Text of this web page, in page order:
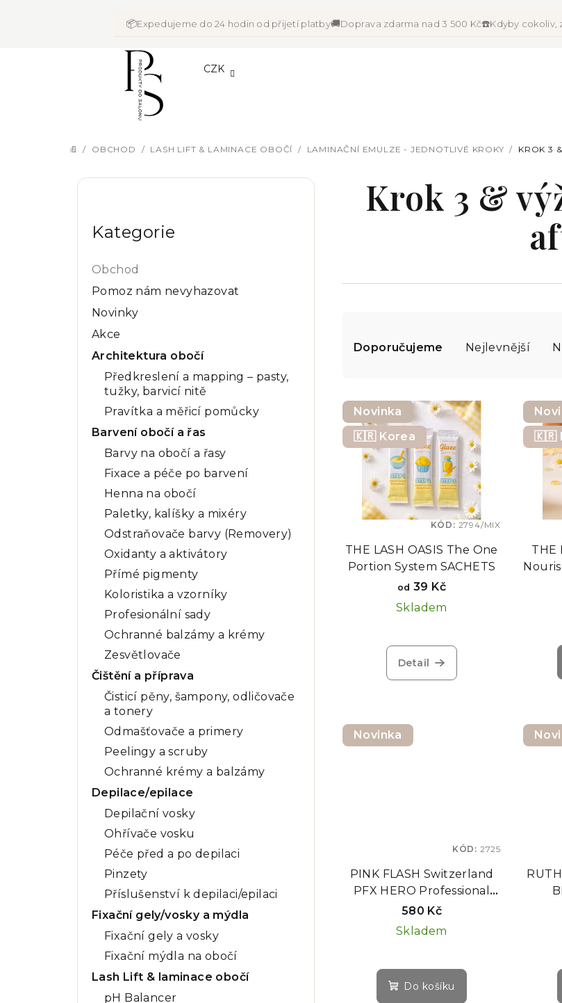
📦Expedujeme do 24 hodin od přijetí platby🚚Doprava zdarma nad 3 500 Kč☎️Kdyby cokoliv,
CZK
DOMŮ
/ OBCHOD / LASH LIFT & LAMINACE OBOČÍ / LAMINAČNÍ EMULZE - JEDNOTLIVÉ KROKY / KROK 3
Kategorie
Obchod
Pomoz nám nevyhazovat
Novinky
Akce
Architektura obočí
Předkreslení a mapping – pasty,
tužky, barvicí nitě
Pravítka a měřicí pomůcky
Barvení obočí a řas
Barvy na obočí a řasy
Fixace a péče po barvení
Henna na obočí
Paletky, kalíšky a mixéry
Odstraňovače barvy (Removery)
Oxidanty a aktivátory
Přímé pigmenty
Koloristika a vzorníky
Profesionální sady
Ochranné balzámy a krémy
Zesvětlovače
Čištění a příprava
Čisticí pěny, šampony, odličovače
a tonery
Odmašťovače a primery
Peelingy a scruby
Ochranné krémy a balzámy
Depilace/epilace
Depilační vosky
Ohřívače vosku
Péče před a po depilaci
Pinzety
Příslušenství k depilaci/epilaci
Fixační gely/vosky a mýdla
Fixační gely a vosky
Fixační mýdla na obočí
Lash Lift & laminace obočí
pH Balancer
Krok 3 &
e
n
o
d
Doporučujeme Nejlevnější
V
ý
p
r
ů
Novinka
🇰🇷 Korea
THE LASH OASIS The One
Portion System SACHETS
od 39 Kč
Skladem
Detail
KÓD: 2794/MIX
🇰🇷
THE
Novinka
PINK FLASH Switzerland
PFX HERO Professional
Lash & Brow Concentrate –
regenerační koncentrát na
580 Kč
Skladem
Do košíku
KÓD: 2725